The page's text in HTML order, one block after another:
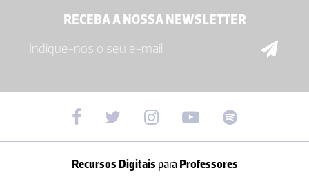
RECEBA A NOSSA NEWSLETTER
Recursos Digitais paraProfessores